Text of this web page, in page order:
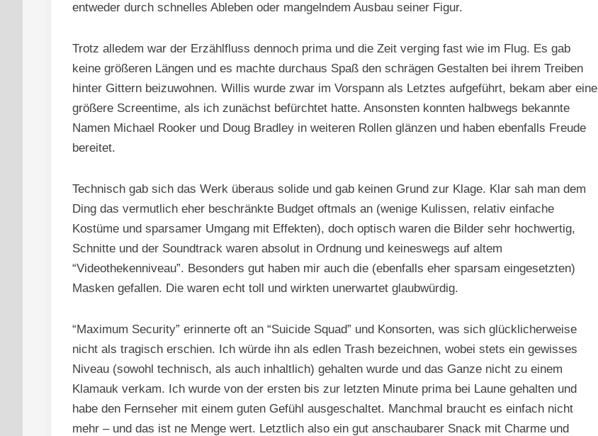
entweder durch schnelles Ableben oder mangelndem Ausbau seiner Figur.
Trotz alledem war der Erzählfluss dennoch prima und die Zeit verging fast wie im Flug. Es gab
keine größeren Längen und es machte durchaus Spaß den schrägen Gestalten bei ihrem Treiben
hinter Gittern beizuwohnen. Willis wurde zwar im Vorspann als Letztes aufgeführt, bekam aber eine
größere Screentime, als ich zunächst befürchtet hatte. Ansonsten konnten halbwegs bekannte
Namen Michael Rooker und Doug Bradley in weiteren Rollen glänzen und haben ebenfalls Freude
bereitet.
Technisch gab sich das Werk überaus solide und gab keinen Grund zur Klage. Klar sah man dem
Ding das vermutlich eher beschränkte Budget oftmals an (wenige Kulissen, relativ einfache
Kostüme und sparsamer Umgang mit Effekten), doch optisch waren die Bilder sehr hochwertig,
Schnitte und der Soundtrack waren absolut in Ordnung und keineswegs auf altem
“Videothekenniveau”. Besonders gut haben mir auch die (ebenfalls eher sparsam eingesetzten)
Masken gefallen. Die waren echt toll und wirkten unerwartet glaubwürdig.
“Maximum Security” erinnerte oft an “Suicide Squad” und Konsorten, was sich glücklicherweise
nicht als tragisch erschien. Ich würde ihn als edlen Trash bezeichnen, wobei stets ein gewisses
Niveau (sowohl technisch, als auch inhaltlich) gehalten wurde und das Ganze nicht zu einem
Klamauk verkam. Ich wurde von der ersten bis zur letzten Minute prima bei Laune gehalten und
habe den Fernseher mit einem guten Gefühl ausgeschaltet. Manchmal braucht es einfach nicht
mehr – und das ist ne Menge wert. Letztlich also ein gut anschaubarer Snack mit Charme und